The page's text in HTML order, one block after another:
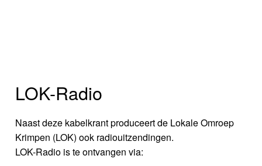
LOK-Radio
Naast deze kabelkrant produceert de Lokale Omroep
Krimpen (LOK) ook radiouitzendingen.
LOK-Radio is te ontvangen via: